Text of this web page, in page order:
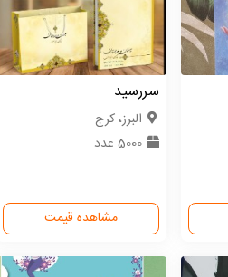
سررسید
البرز، کرج
5000 عدد
مشاهده قیمت